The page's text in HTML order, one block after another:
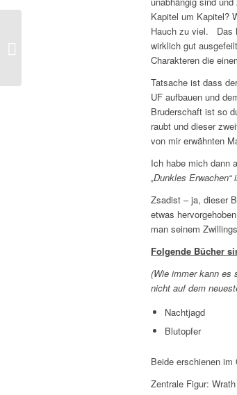
Kapitel um Kapitel?
Hauch zu viel. Das
wirklich gut
Charakteren die
Tatsache ist dass
UF aufbauen und
Bruderschaft ist so
raubt und dieser
von mir erwähnten
Ich habe mich dann
„Dunkles Erwachen“
Zsadist – ja, dieser
etwas
man seinem
Folgende Bücher
(Wie immer kann es
nicht auf dem
Nachtjagd
Blutopfer
Beide erschienen
Zentrale Figur: Wrath